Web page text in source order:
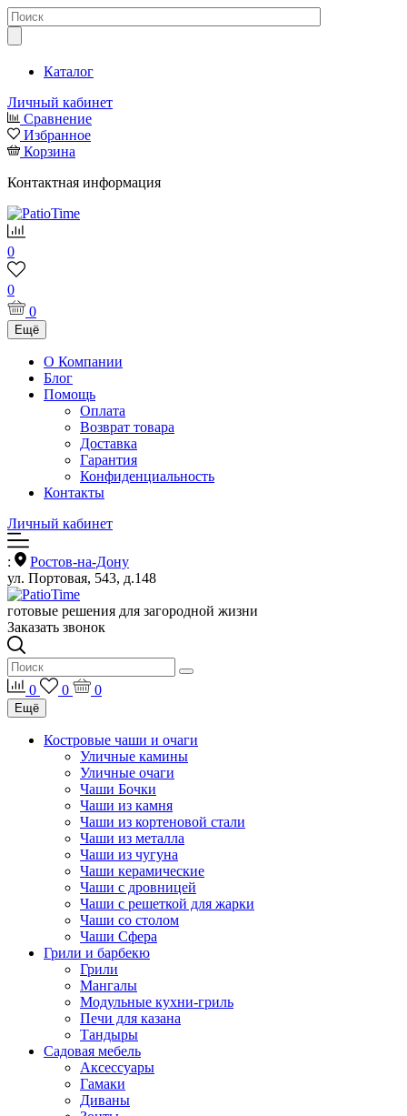
Каталог
Личный кабинет
Сравнение
Избранное
Корзина
Контактная информация
0
0
0
Ещё
О Компании
Блог
Помощь
Оплата
Возврат товара
Доставка
Гарантия
Конфиденциальность
Контакты
Личный кабинет
:
Ростов-на-Дону
ул. Портовая, 543, д.148
готовые решения для загородной жизни
Заказать звонок
0 0 0
Ещё
Костровые чаши и очаги
Уличные камины
Уличные очаги
Чаши Бочки
Чаши из камня
Чаши из кортеновой стали
Чаши из металла
Чаши из чугуна
Чаши керамические
Чаши с дровницей
Чаши с решеткой для жарки
Чаши со столом
Чаши Сфера
Грили и барбекю
Грили
Мангалы
Модульные кухни-гриль
Печи для казана
Тандыры
Садовая мебель
Аксессуары
Гамаки
Диваны